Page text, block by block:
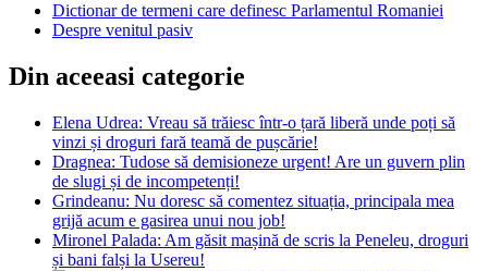
Dictionar de termeni care definesc Parlamentul Romaniei
Despre venitul pasiv
Din aceeasi categorie
Elena Udrea: Vreau să trăiesc într-o țară liberă unde poți să
vinzi și droguri fară teamă de pușcărie!
Dragnea: Tudose să demisioneze urgent! Are un guvern plin
de slugi și de incompetenți!
Grindeanu: Nu doresc să comentez situația, principala mea
grijă acum e gasirea unui nou job!
Mironel Palada: Am găsit mașină de scris la Peneleu, droguri
și bani falși la Usereu!